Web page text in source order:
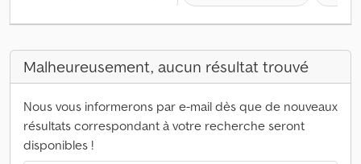
Malheureusement, aucun résultat trouvé
Nous vous informerons par e-mail dès que de nouveaux
résultats correspondant à votre recherche seront
disponibles !